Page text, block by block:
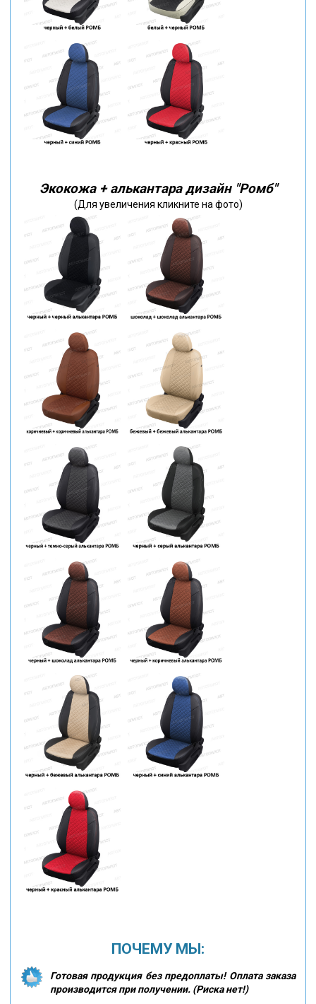
Экокожа + алькантара дизайн "Ромб"
(Для увеличения кликните на фото)
ПОЧЕМУ МЫ:
Готовая продукция без предоплаты! Оплата заказа
производится при получении. (Риска нет!)